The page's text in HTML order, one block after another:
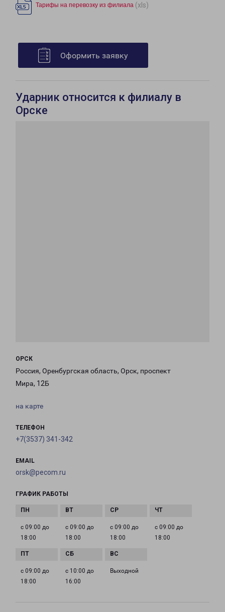
Тарифы на перевозку из филиала (xls)
Оформить заявку
Ударник относится к филиалу в
Орске
ОРСК
Россия, Оренбургская область, Орск, проспект
Мира, 12Б
на карте
ТЕЛЕФОН
+7(3537) 341-342
EMAIL
orsk@pecom.ru
ГРАФИК РАБОТЫ
с 09:00 до
18:00
с 09:00 до
18:00
с 09:00 до
18:00
с 09:00 до
18:00
с 09:00 до
18:00
с 10:00 до
16:00
Выходной